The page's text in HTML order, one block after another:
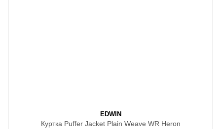
EDWIN
Куртка Puffer Jacket Plain Weave WR Heron